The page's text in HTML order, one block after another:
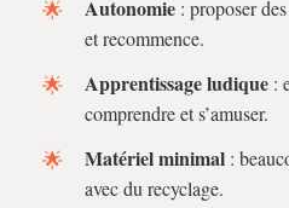
Autonomie : proposer
et recommence.
Apprentissage ludique :
comprendre et s’amuser.
Matériel minimal :
avec du recyclage.